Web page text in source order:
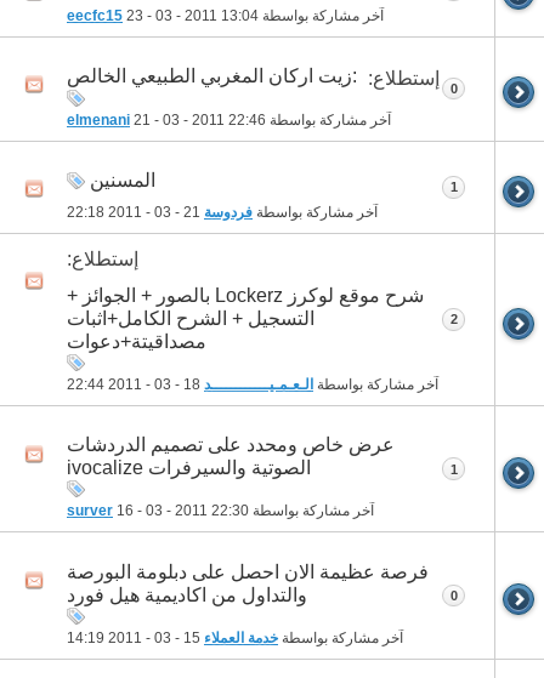
آخر مشاركة بواسطة eecfc15 23 - 03 - 2011 13:04
إستطلاع: :زيت اركان المغربي الطبيعي الخالص
آخر مشاركة بواسطة elmenani 21 - 03 - 2011 22:46
0
المسنين
آخر مشاركة بواسطة فردوسة 22:18
1
إستطلاع:
شرح موقع لوكرز Lockerz بالصور + الجوائز +
التسجيل + الشرح الكامل+اثبات
مصداقيتة+دعوات
آخر مشاركة بواسطة الـعـمـيــــــــــــد 22:44
2
عرض خاص ومحدد على تصميم الدردشات
الصوتية والسيرفرات ivocalize
آخر مشاركة بواسطة surver 16 - 03 - 2011 22:30
1
فرصة عظيمة الان احصل على دبلومة البورصة
والتداول من اكاديمية هيل فورد
آخر مشاركة بواسطة خدمة العملاء 14:19
0